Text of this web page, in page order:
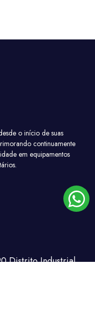
o início de suas
continuamente
em equipamentos
Distrito Industrial